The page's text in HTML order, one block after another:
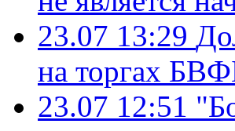
23.07 13:29
на торгах
23.07 12:51